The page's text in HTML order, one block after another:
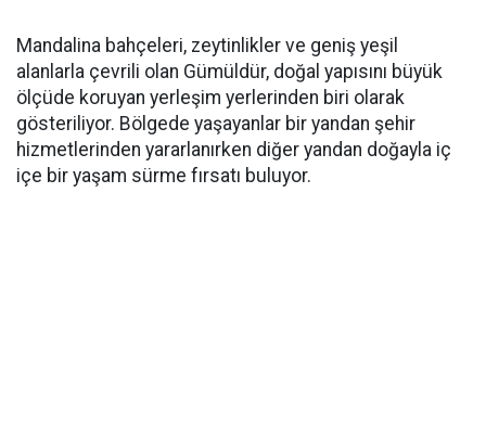
Mandalina bahçeleri, zeytinlikler ve geniş yeşil
alanlarla çevrili olan Gümüldür, doğal yapısını büyük
ölçüde koruyan yerleşim yerlerinden biri olarak
gösteriliyor. Bölgede yaşayanlar bir yandan şehir
hizmetlerinden yararlanırken diğer yandan doğayla iç
içe bir yaşam sürme fırsatı buluyor.